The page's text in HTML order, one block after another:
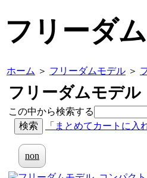
フリーダ
ホーム ＞ フリーダムモデル ＞
フリーダムモデ
この中から検索する
「まとめてカートに入
non